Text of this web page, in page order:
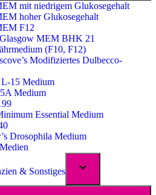
mit niedrigem Glukosegehalt
hoher Glukosegehalt
F12
MEM BHK 21
(F10, F12)
Modifiziertes Dulbecco-
15 Medium
Medium
Essential Medium
Drosophila Medium
& Sonstiges